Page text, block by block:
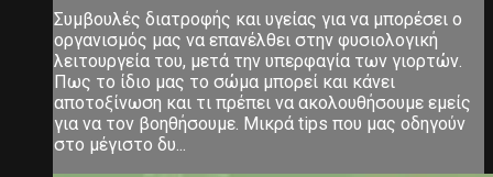
Συμβουλές διατροφής και υγείας για να μπορέσει ο
οργανισμός μας να επανέλθει στην φυσιολογική
λειτουργεία του, μετά την υπερφαγία των γιορτών.
Πως το ίδιο μας το σώμα μπορεί και κάνει
αποτοξίνωση και τι πρέπει να ακολουθήσουμε εμείς
για να τον βοηθήσουμε. Μικρά tips που μας οδηγούν
στο μέγιστο δυ...